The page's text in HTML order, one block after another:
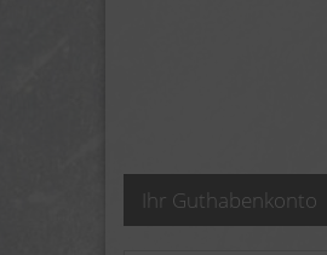
Ihr Guthabenkonto